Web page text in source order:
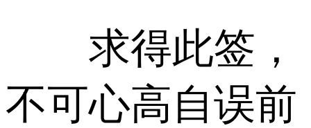
求得此签，
不可心高自误前